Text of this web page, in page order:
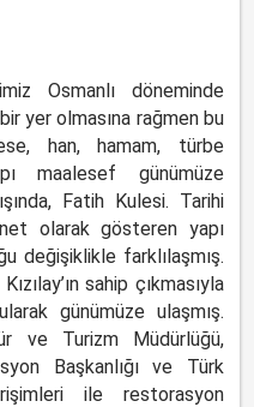
Osmanlı döneminde
yer olmasına rağmen bu
han, hamam, türbe
maalesef günümüze
Fatih Kulesi. Tarihi
olarak gösteren yapı
değişiklikle farklılaşmış.
sahip çıkmasıyla
günümüze ulaşmış.
ve Turizm Müdürlüğü,
Başkanlığı ve Türk
ile restorasyon